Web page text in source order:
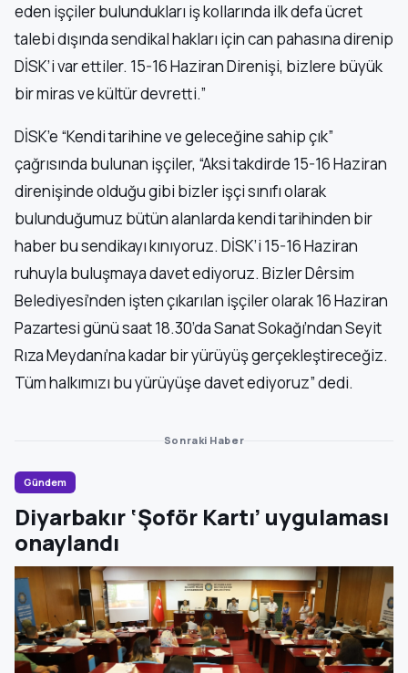
eden işçiler bulundukları iş kollarında ilk defa ücret
talebi dışında sendikal hakları için can pahasına direnip
DİSK’i var ettiler. 15-16 Haziran Direnişi, bizlere büyük
bir miras ve kültür devretti.”
DİSK’e “Kendi tarihine ve geleceğine sahip çık”
çağrısında bulunan işçiler, “Aksi takdirde 15-16 Haziran
direnişinde olduğu gibi bizler işçi sınıfı olarak
bulunduğumuz bütün alanlarda kendi tarihinden bir
haber bu sendikayı kınıyoruz. DİSK’i 15-16 Haziran
ruhuyla buluşmaya davet ediyoruz. Bizler Dêrsim
Belediyesi’nden işten çıkarılan işçiler olarak 16 Haziran
Pazartesi günü saat 18.30’da Sanat Sokağı’ndan Seyit
Rıza Meydanı’na kadar bir yürüyüş gerçekleştireceğiz.
Tüm halkımızı bu yürüyüşe davet ediyoruz” dedi.
Sonraki Haber
Gündem
Diyarbakır ‘Şoför Kartı’ uygulaması
onaylandı